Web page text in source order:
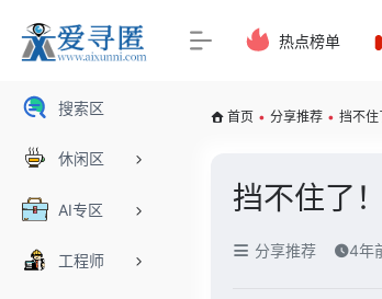
搜索区
休闲区
AI专区
工程师
热点榜单
首页 • 分享推荐 • 挡不住
挡不住了
分享推荐 4年